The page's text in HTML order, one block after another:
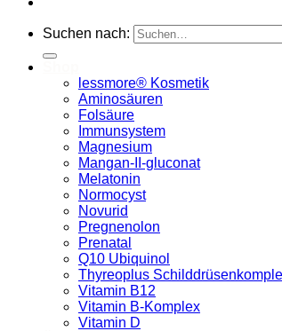
Suchen nach:
lessmore® Kosmetik
Aminosäuren
Folsäure
Immunsystem
Magnesium
Mangan-II-gluconat
Melatonin
Normocyst
Novurid
Pregnenolon
Prenatal
Q10 Ubiquinol
Thyreoplus
Vitamin B12
Vitamin B-Komplex
Vitamin D